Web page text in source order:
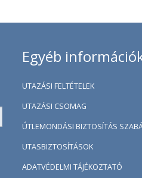
Egyéb
UTAZÁSI FELTÉTELEK
UTAZÁSI CSOMAG
ÚTLEMONDÁSI BIZTOSÍTÁS
UTASBIZTOSÍTÁSOK
ADATVÉDELMI TÁJÉKOZTATÓ